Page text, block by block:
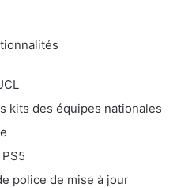
kits des équipes nationales
police de mise à jour